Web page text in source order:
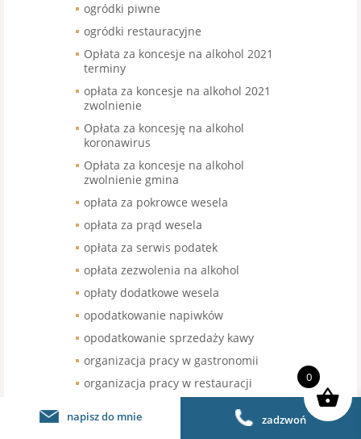
ogródki piwne
ogródki restauracyjne
Opłata za koncesje na alkohol 2021
terminy
opłata za koncesje na alkohol 2021
zwolnienie
Opłata za koncesję na alkohol
koronawirus
Opłata za koncesje na alkohol
zwolnienie gmina
opłata za pokrowce wesela
opłata za prąd wesela
opłata za serwis podatek
opłata zezwolenia na alkohol
opłaty dodatkowe wesela
opodatkowanie napiwków
opodatkowanie sprzedaży kawy
organizacja pracy w gastronomii
organizacja pracy w restauracji
organizacja urodzin stawka VAT
napisz do mnie zadzwoń
0